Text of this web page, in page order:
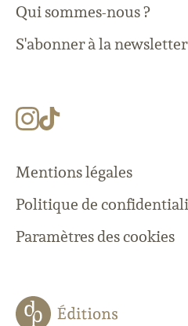
Qui sommes-nous ?
S'abonner à la newsletter
Mentions légales
Politique de
Paramètres des cookies